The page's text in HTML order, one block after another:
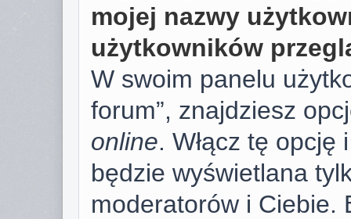
mojej nazwy
użytkowników
W swoim panelu
forum”, znajdziesz
online. Włącz tę
będzie wyświetlana
moderatorów i Ciebie.